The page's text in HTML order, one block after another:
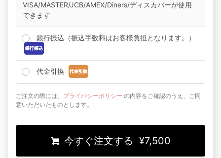
VISA/MASTER/JCB/AMEX/Diners/ディスカバーが使用
できます
銀行振込（振込手数料はお客様負担となります。）
代金引換
ご注文の際には、 プライバシーポリシー の内容をご確認のうえ、ご同
意いただいたものとします。
今すぐ注文する ¥7,500